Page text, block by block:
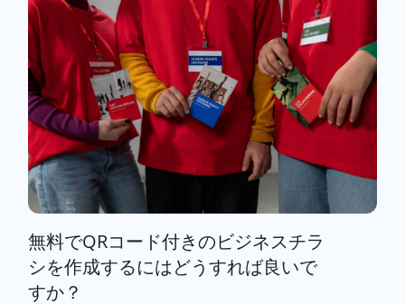
無料でQRコード付きのビジネスチラ
シを作成するにはどうすれば良いで
すか？